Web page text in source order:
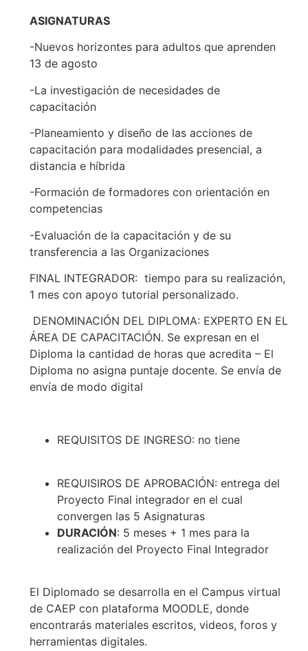
ASIGNATURAS
-Nuevos horizontes para adultos que aprenden
13 de agosto
-La investigación de necesidades de
capacitación
-Planeamiento y diseño de las acciones de
capacitación para modalidades presencial, a
distancia e híbrida
-Formación de formadores con orientación en
competencias
-Evaluación de la capacitación y de su
transferencia a las Organizaciones
FINAL INTEGRADOR: tiempo para su realización,
1 mes con apoyo tutorial personalizado.
DENOMINACIÓN DEL DIPLOMA: EXPERTO EN EL
ÁREA DE CAPACITACIÓN. Se expresan en el
Diploma la cantidad de horas que acredita – El
Diploma no asigna puntaje docente. Se envía de
envía de modo digital
REQUISITOS DE INGRESO: no tiene
REQUISIROS DE APROBACIÓN: entrega del
Proyecto Final integrador en el cual
convergen las 5 Asignaturas
DURACIÓN: 5 meses + 1 mes para la
realización del Proyecto Final Integrador
El Diplomado se desarrolla en el Campus virtual
de CAEP con plataforma MOODLE, donde
encontrarás materiales escritos, videos, foros y
herramientas digitales.